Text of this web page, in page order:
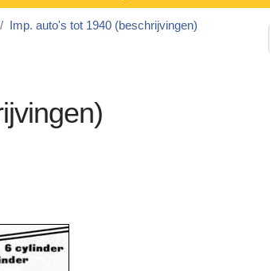
Imp. auto's tot 1940 (beschrijvingen)